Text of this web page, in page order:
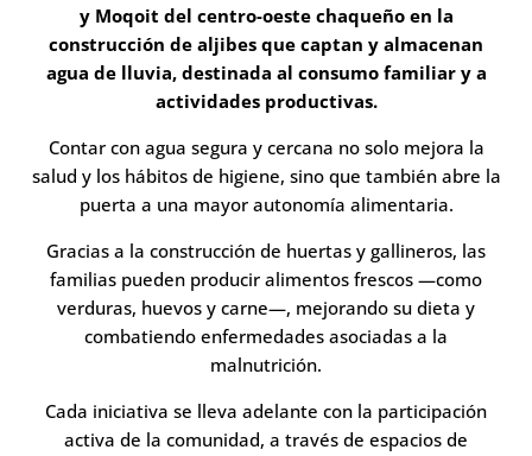
y Moqoit del centro-oeste chaqueño en la
construcción de aljibes que captan y almacenan
agua de lluvia, destinada al consumo familiar y a
actividades productivas.
Contar con agua segura y cercana no solo mejora la
salud y los hábitos de higiene, sino que también abre la
puerta a una mayor autonomía alimentaria.
Gracias a la construcción de huertas y gallineros, las
familias pueden producir alimentos frescos —como
verduras, huevos y carne—, mejorando su dieta y
combatiendo enfermedades asociadas a la
malnutrición.
Cada iniciativa se lleva adelante con la participación
activa de la comunidad, a través de espacios de